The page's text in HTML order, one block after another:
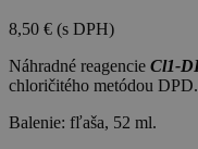
8,50 € (s DPH)
Náhradné reagencie Cl1-
chloričitého metódou DPD.
Balenie: fľaša, 52 ml.